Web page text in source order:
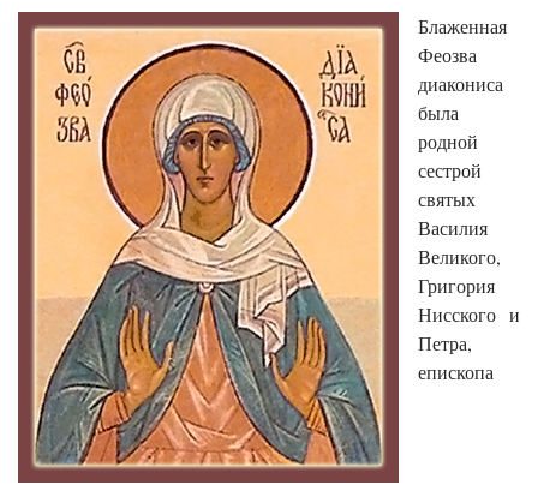
Блаженная
Феозва
диакониса
была
родной
сестрой
святых
Василия
Великого,
Григория
Нисского и
Петра,
епископа